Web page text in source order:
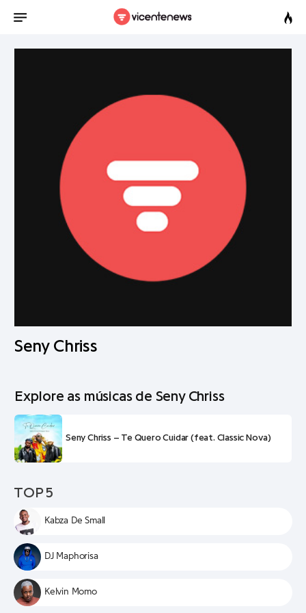
Seny Chriss
Explore as músicas de Seny Chriss
Seny Chriss – Te Quero Cuidar (feat. Classic Nova)
TOP 5
Kabza De Small
DJ Maphorisa
Kelvin Momo